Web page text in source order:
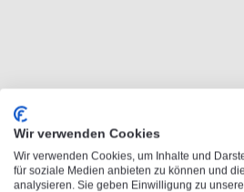
Gestalte deine neue iPad 2017
selbstgestalten. Lasse deinen
hochwertigen Materialien und
Wir verwenden Cookies
Wir verwenden Cookies, um Inhalte und
für soziale Medien anbieten zu können und
analysieren. Sie geben Einwilligung zu